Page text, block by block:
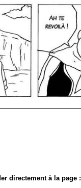
directement à la page :